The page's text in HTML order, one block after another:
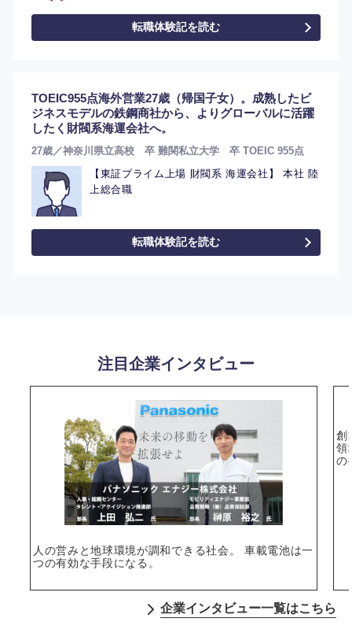
選択する
転職体験記を読む
TOEIC955点海外営業27歳（帰国子女）。成熟したビ
ジネスモデルの鉄鋼商社から、よりグローバルに活躍
したく財閥系海運会社へ。
27歳／神奈川県立高校 卒 難関私立大学 卒 TOEIC 955点
【東証プライム上場 財閥系 海運会社】 本社 陸
上総合職
転職体験記を読む
注目企業インタビュー
人の営みと地球環境が調和できる社会。 車載電池は一
つの有効な手段になる。
創
領
の
企業インタビュー一覧はこちら